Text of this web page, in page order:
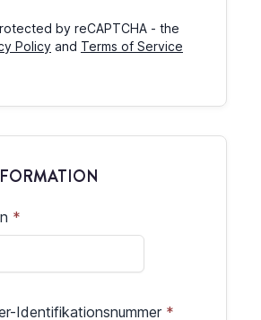
by reCAPTCHA - the
Policy and Terms of Service
Identifikationsnummer